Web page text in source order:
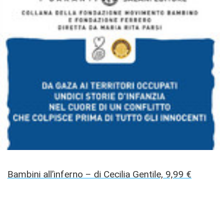
Bambini all’inferno – di Cecilia Gentile, 9,99 €